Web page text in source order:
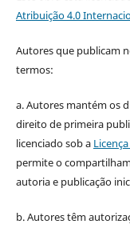
Atribuição 4.0
Autores que publicam
termos:
a. Autores mantém os
direito de primeira
licenciado sob a
permite o
autoria e publicação
b. Autores têm